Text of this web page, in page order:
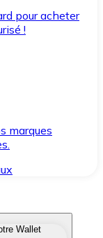
pour acheter
!
marques
Wallet